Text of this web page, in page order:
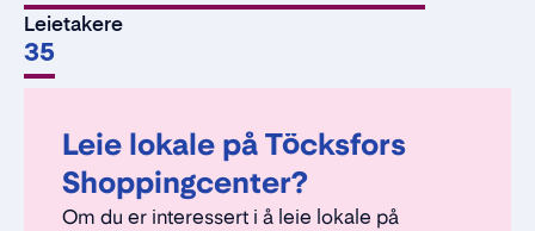
Leietakere
35
Leie lokale på Töcksfors
Shoppingcenter?
Om du er interessert i å leie lokale på